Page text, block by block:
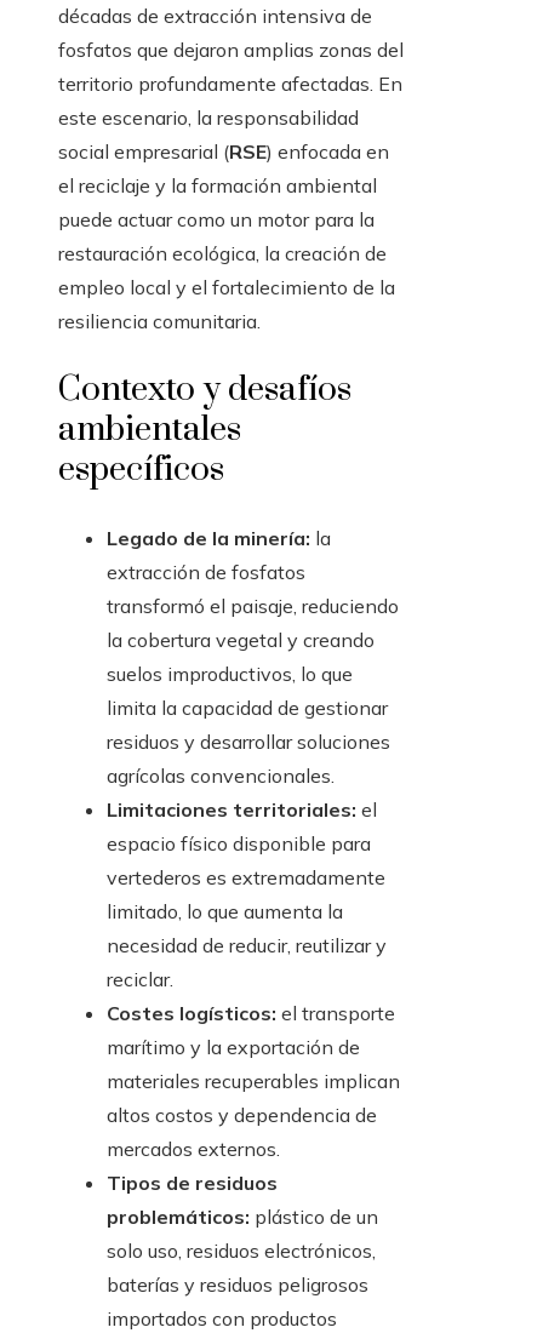
décadas de extracción intensiva de
fosfatos que dejaron amplias zonas del
territorio profundamente afectadas. En
este escenario, la responsabilidad
social empresarial (RSE) enfocada en
el reciclaje y la formación ambiental
puede actuar como un motor para la
restauración ecológica, la creación de
empleo local y el fortalecimiento de la
resiliencia comunitaria.
Contexto y desafíos
ambientales
específicos
Legado de la minería: la
extracción de fosfatos
transformó el paisaje, reduciendo
la cobertura vegetal y creando
suelos improductivos, lo que
limita la capacidad de gestionar
residuos y desarrollar soluciones
agrícolas convencionales.
Limitaciones territoriales: el
espacio físico disponible para
vertederos es extremadamente
limitado, lo que aumenta la
necesidad de reducir, reutilizar y
reciclar.
Costes logísticos: el transporte
marítimo y la exportación de
materiales recuperables implican
altos costos y dependencia de
mercados externos.
Tipos de residuos
problemáticos: plástico de un
solo uso, residuos electrónicos,
baterías y residuos peligrosos
importados con productos